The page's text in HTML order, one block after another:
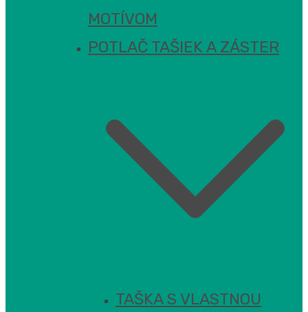
MOTÍVOM
POTLAČ TAŠIEK A ZÁSTER
TAŠKA S VLASTNOU